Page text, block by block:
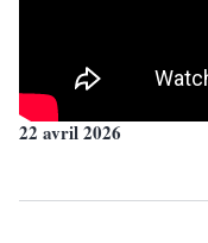
22 avril 2026